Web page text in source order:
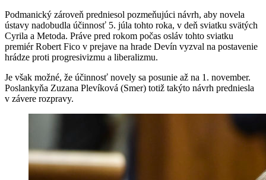
Podmanický zároveň predniesol pozmeňujúci návrh, aby novela
ústavy nadobudla účinnosť 5. júla tohto roka, v deň sviatku svätých
Cyrila a Metoda. Práve pred rokom počas osláv tohto sviatku
premiér Robert Fico v prejave na hrade Devín vyzval na postavenie
hrádze proti progresivizmu a liberalizmu.
Je však možné, že účinnosť novely sa posunie až na 1. november.
Poslankyňa Zuzana Plevíková (Smer) totiž takýto návrh predniesla
v závere rozpravy.